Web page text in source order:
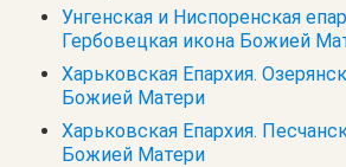
Унгенская и Ниспоренская
Гербовецкая икона Божией
Харьковская Епархия.
Божией Матери
Харьковская Епархия.
Божией Матери